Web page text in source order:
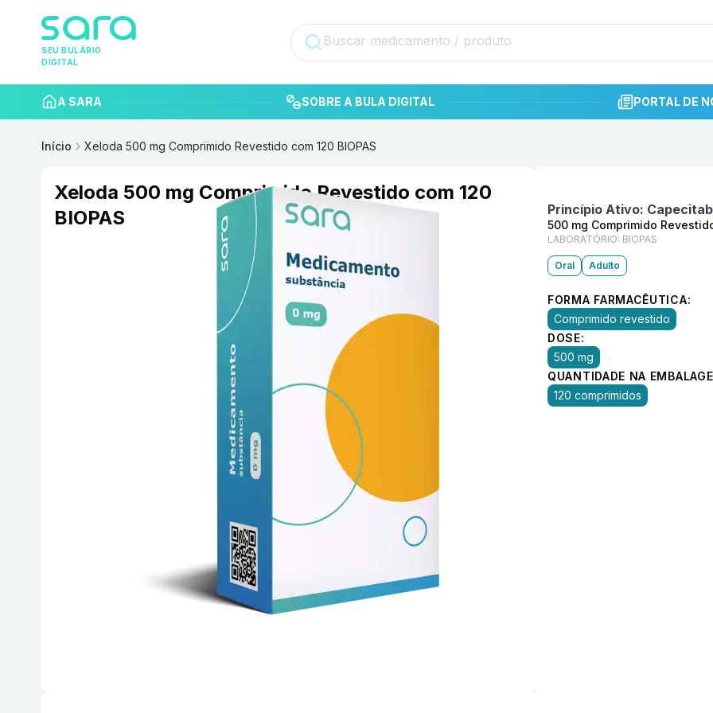
SEU BULÁRIO
DIGITAL
A SARA SOBRE A BULA DIGITAL PORTAL DE
Início Xeloda 500 mg Comprimido Revestido com 120 BIOPAS
Xeloda 500 mg Comprimido Revestido com 120
BIOPAS
Princípio Ativo:
500 mg Comprimido
LABORATÓRIO: BIOPAS
Oral Adulto
FORMA FARMACÊUTICA:
Comprimido revestido
DOSE:
500 mg
QUANTIDADE NA
120 comprimidos